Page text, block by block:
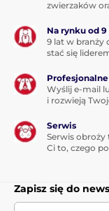
zwierzaków
Na rynku od
9 lat w branży
stać się
Wyślij e-mail
i rozwieją
Serwis
Serwis obroży
Ci to, czego
Zapisz się do